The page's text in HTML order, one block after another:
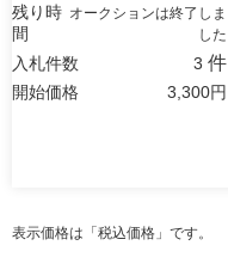
残り時
間
オークションは終了しま
した
入札件数 3 件
開始価格 3,300円
表示価格は「税込価格」です。